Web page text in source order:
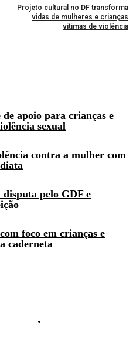
Projeto cultural no DF transforma
vidas de mulheres e crianças
vítimas de violência
apoio para crianças e
sexual
contra a mulher com
pelo GDF e
foco em crianças e
caderneta